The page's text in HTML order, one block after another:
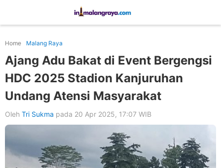
Home Malang Raya
Ajang Adu Bakat di Event Bergengsi
HDC 2025 Stadion Kanjuruhan
Undang Atensi Masyarakat
Oleh Tri Sukma pada 20 Apr 2025, 17:07 WIB